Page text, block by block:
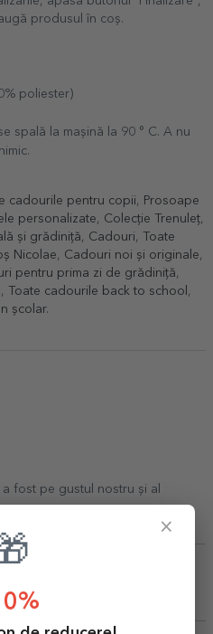
produsul în coș.
poliester)
spală la mașină la 90 ° C. A nu
cadourile pentru copii, Prosoape
personalizate, Colecție Trenuleț,
și grădiniță, Cadouri, Toate
Nicolae, Cadouri noi și originale,
pentru prima zi de grădiniță,
, Toate cadourile back to school ,
școlar.
fost pe gustul nostru și al
×